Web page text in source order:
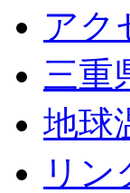
アク
三重
地球
リン